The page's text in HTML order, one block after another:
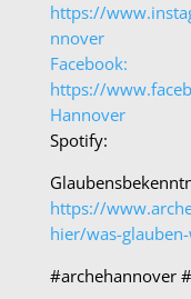
https://
nnover
Facebook:
https://
Hannover​​​
Spotify:
https://
hier/was-
#archehannover